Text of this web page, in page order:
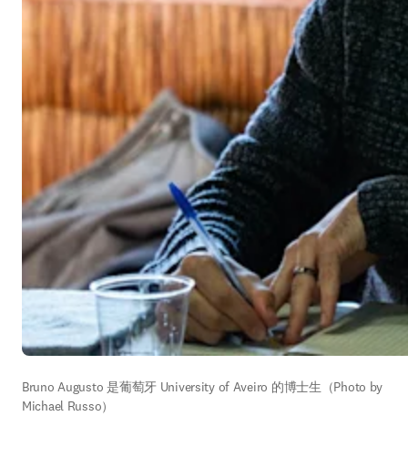
Bruno Augusto 是葡萄牙 University of Aveiro 的博士生（Photo by
Michael Russo）